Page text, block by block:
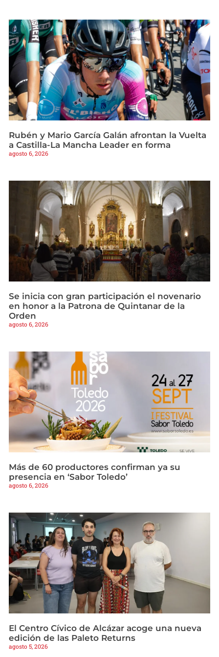
Rubén y Mario García Galán afrontan la Vuelta
a Castilla-La Mancha Leader en forma
agosto 6, 2026
Se inicia con gran participación el novenario
en honor a la Patrona de Quintanar de la
Orden
agosto 6, 2026
Más de 60 productores confirman ya su
presencia en ‘Sabor Toledo’
agosto 6, 2026
El Centro Cívico de Alcázar acoge una nueva
edición de las Paleto Returns
agosto 5, 2026